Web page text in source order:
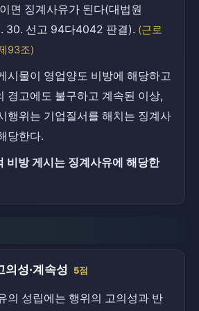
면 징계사유가 된다(대법원
30. 선고 94다4042 판결). (근로
93조)
시물이 영업양도 비방에 해당하고
경고에도 불구하고 계속된 이상,
행위는 기업질서를 해치는 징계사
당한다.
비방 게시는 징계사유에 해당한
의성·계속성 5점
의 성립에는 행위의 고의성과 반